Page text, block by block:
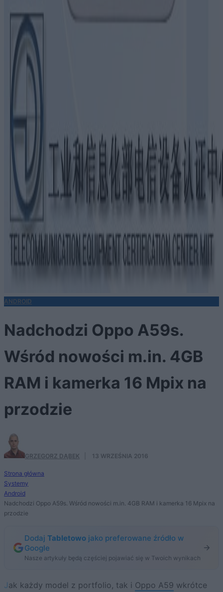
ANDROID
Nadchodzi Oppo A59s.
Wśród nowości m.in. 4GB
RAM i kamerka 16 Mpix na
przodzie
GRZEGORZ DĄBEK 13 WRZEŚNIA 2016
Strona główna
Systemy
Android
Nadchodzi Oppo A59s. Wśród nowości m.in. 4GB RAM i kamerka 16 Mpix na
przodzie
Dodaj Tabletowo jako preferowane źródło w
Google
Nasze artykuły będą częściej pojawiać się w Twoich wynikach
Jak każdy model z portfolio, tak i Oppo A59 wkrótce